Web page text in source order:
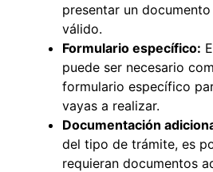
presentar un
válido.
Formulario específico:
puede ser necesario
formulario específico
vayas a realizar.
Documentación
del tipo de trámite, es
requieran documentos